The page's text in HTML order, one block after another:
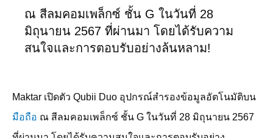
ณ สีลมคอมเพล็กซ์ ชั้น G ในวันที่ 28
มิถุนายน 2567 ที่ผ่านมา โดยได้รับความ
สนใจและการตอบรับอย่างล้นหลาม!
Maktar เปิดตัว Qubii Duo อุปกรณ์สำรองข้อมูลอัตโนมัติบน
มือถือ ณ สีลมคอมเพล็กซ์ ชั้น G ในวันที่ 28 มิถุนายน 2567